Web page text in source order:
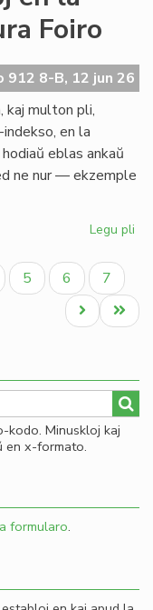
Foiro
912 8-B, 12 jun 26
kaj multon pli,
en la
eblas ankaŭ
ne nur — ekzemple
Legu pli
mil
Paĝo
5 Paĝo
6 Paĝo
7
Last
page
Next
page
kodo. Minuskloj kaj
en x-formato.
formularo.